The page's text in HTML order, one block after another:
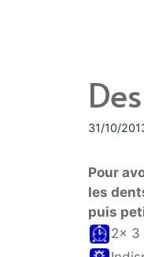
31/10/
Pour
les
puis
2x 3